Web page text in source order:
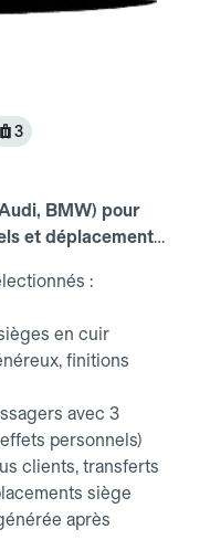
3
BMW) pour
et déplacements
:
en cuir
finitions
avec 3
personnels)
clients, transferts
siège
après